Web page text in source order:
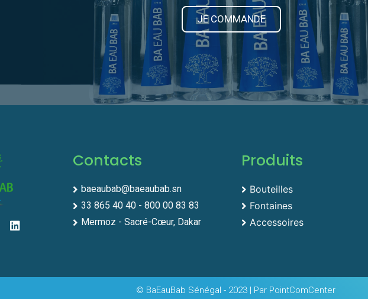
JE COMMANDE
Contacts
baeaubab@baeaubab.sn
33 865 40 40 - 800 00 83 83
Mermoz - Sacré-Cœur, Dakar
Produits
Bouteilles
Fontaines
Accessoires
© BaEauBab Sénégal - 2023 | Par PointComCenter